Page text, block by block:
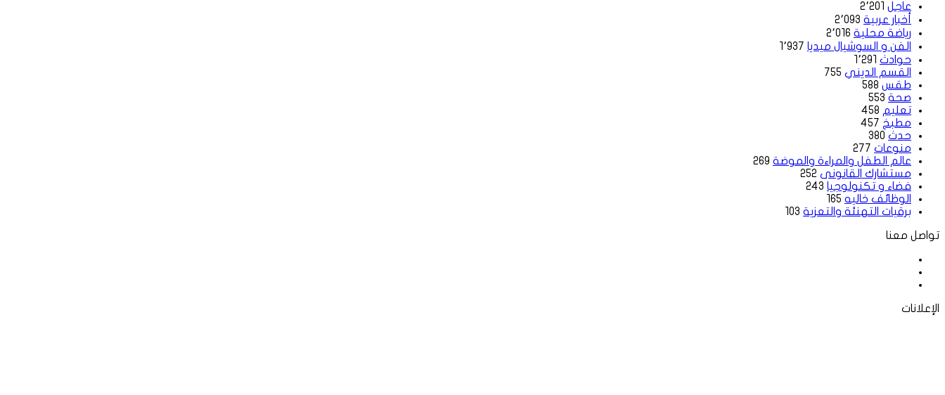
عاجل 2٬201
أخبار عربية 2٬093
رياضة محلية 2٬016
الفن و السوشيال ميديا 1٬937
حوادث 1٬291
القسم الديني 755
طقس 588
صحة 553
تعليم 458
مطبخ 457
حدث 380
منوعات 277
عالم الطفل والمراءة والموضة 269
مستشارك القانونى 252
فضاء و تكنولوجيا 243
الوظائف خاليه 165
برقيات التهنئة والتعزية 103
تواصل معنا
الإعلانات